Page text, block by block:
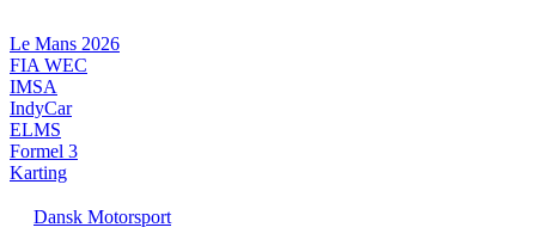
til
indhold
Le Mans 2026
FIA WEC
IMSA
IndyCar
ELMS
Formel 3
Karting
Dansk Motorsport